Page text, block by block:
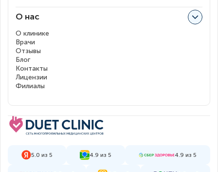
О нас
О клинике
Врачи
Отзывы
Блог
Контакты
Лицензии
Филиалы
5.0 из 5 4.9 из 5 4.9 из 5